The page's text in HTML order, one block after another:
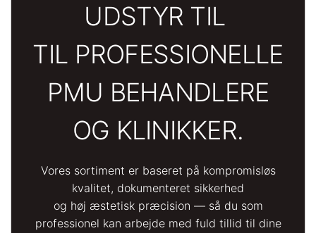
UDSTYR TIL
TIL PROFESSIONELLE
PMU BEHANDLERE
OG KLINIKKER.
Vores sortiment er baseret på kompromisløs
kvalitet, dokumenteret sikkerhed
og høj æstetisk præcision — så du som
professionel kan arbejde med fuld tillid til dine